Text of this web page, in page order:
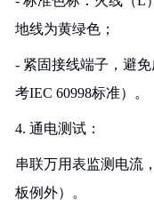
地线为黄绿色；
- 紧固接线端子，避免
考IEC 60998标准）。
4. 通电测试：
串联万用表监测电流
板例外）。